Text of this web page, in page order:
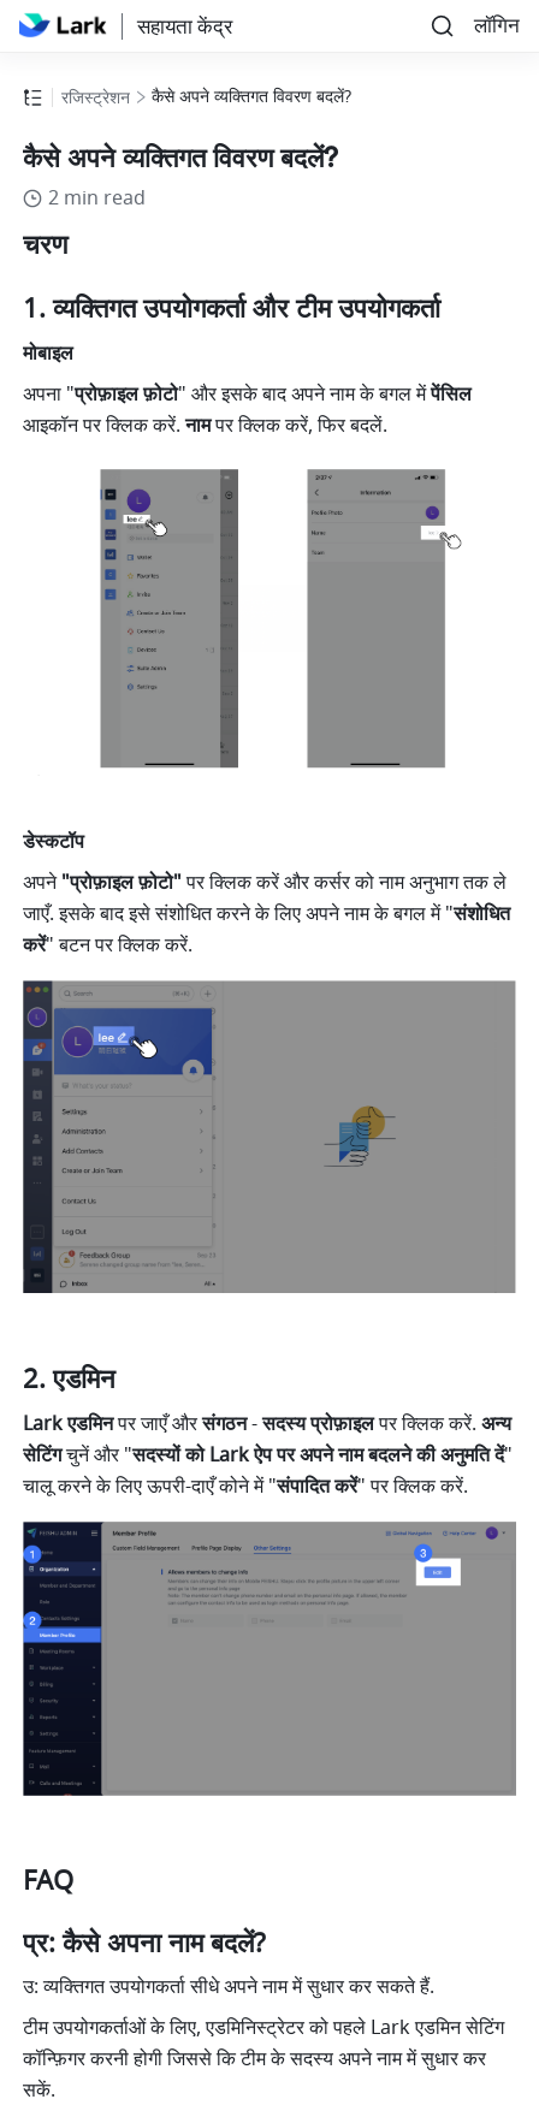
सहायता केंद्र लॉगिन
रजिस्ट्रेशन कैसे अपने व्यक्तिगत विवरण बदलें?
कैसे अपने व्यक्तिगत विवरण बदलें?
2 min read
चरण
व्यक्तिगत उपयोगकर्ता और टीम उपयोगकर्ता
मोबाइल
अपना "प्रोफ़ाइल फ़ोटो" और इसके बाद अपने नाम के बगल में पेंसिल
आइकॉन पर क्लिक करें. नाम पर क्लिक करें, फिर बदलें.
डेस्कटॉप
अपने "प्रोफ़ाइल फ़ोटो" पर क्लिक करें और कर्सर को नाम अनुभाग तक ले
जाएँ. इसके बाद इसे संशोधित करने के लिए अपने नाम के बगल में "संशोधित
करें" बटन पर क्लिक करें.
एडमिन
Lark एडमिन पर जाएँ और संगठन - सदस्य प्रोफ़ाइल पर क्लिक करें. अन्य
सेटिंग चुनें और "सदस्यों को Lark ऐप पर अपने नाम बदलने की अनुमति दें"
चालू करने के लिए ऊपरी-दाएँ कोने में "संपादित करें" पर क्लिक करें.
FAQ
प्र: कैसे अपना नाम बदलें?
उ: व्यक्तिगत उपयोगकर्ता सीधे अपने नाम में सुधार कर सकते हैं.
टीम उपयोगकर्ताओं के लिए, एडमिनिस्ट्रेटर को पहले Lark एडमिन सेटिंग
कॉन्फ़िगर करनी होगी जिससे कि टीम के सदस्य अपने नाम में सुधार कर
सकें.